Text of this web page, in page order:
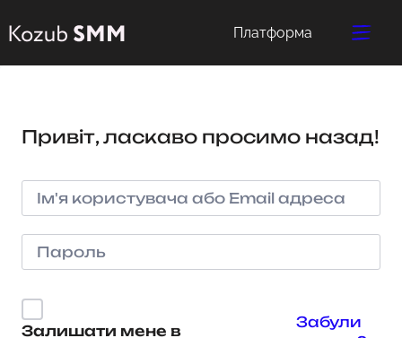
Платформа
Привіт, ласкаво просимо назад!
Залишати мене в
Забули